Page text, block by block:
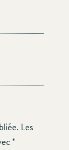
Les
*